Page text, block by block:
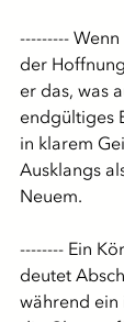
---------
der
er das, was
endgültiges
in klarem
Ausklangs
Neuem.
-------- Ein
deutet
während